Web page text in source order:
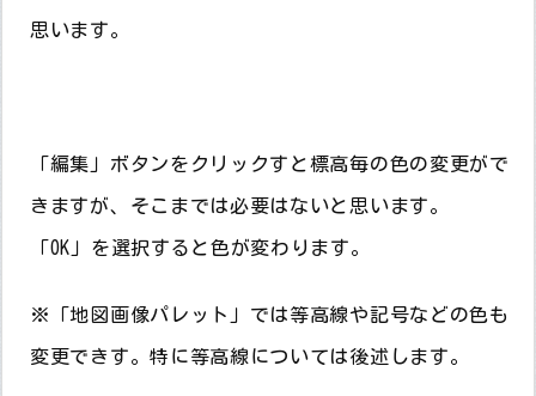
思います。
「編集」ボタンをクリックすと標高毎の色の変更がで
きますが、そこまでは必要はないと思います。
「OK」を選択すると色が変わります。
※「地図画像パレット」では等高線や記号などの色も
変更できす。特に等高線については後述します。